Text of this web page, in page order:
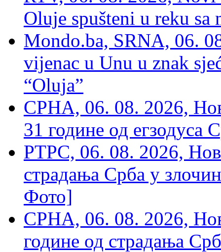
Oluje spušteni u reku sa
Mondo.ba, SRNA, 06.
vijenac u Unu u znak
“Oluja”
СРНА, 06. 08. 2026,
31 године од егзодуса
РТРС, 06. 08. 2026,
страдања Срба у
Фото]
СРНА, 06. 08. 2026,
године од страдања